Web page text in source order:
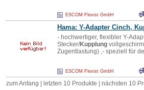
ESCOM Flexist GmbH
Hama: Y-Adapter Cinch,
- hochwertiger, flexibler Y-
Stecker/Kupplung
Zugentlastung) ,- speziell für
ESCOM Flexist GmbH
zum Anfang letzten 10 Produkte nächsten 10